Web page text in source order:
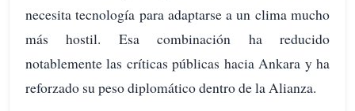
necesita tecnología para adaptarse a un clima mucho
más hostil. Esa combinación ha reducido
notablemente las críticas públicas hacia Ankara y ha
reforzado su peso diplomático dentro de la Alianza.